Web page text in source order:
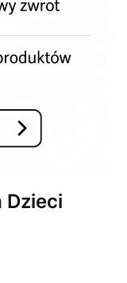
Dzieci